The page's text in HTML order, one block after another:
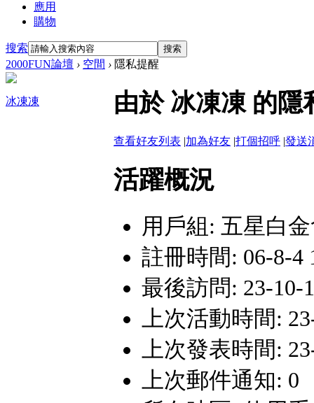
應用
購物
搜索 搜索
2000FUN論壇 › 空間 › 隱私提醒
冰凍凍 由於 冰凍凍 的
查看好友列表 |加為好友 |打個招呼 |發送
活躍概況
用戶組: 五星白
註冊時間: 06-8-4
最後訪問: 23-10-
上次活動時間:
上次發表時間:
上次郵件通知: 0